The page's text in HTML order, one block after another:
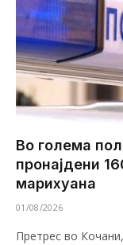
Во голема
пронајдени
марихуана
01/08/2026
Претрес во